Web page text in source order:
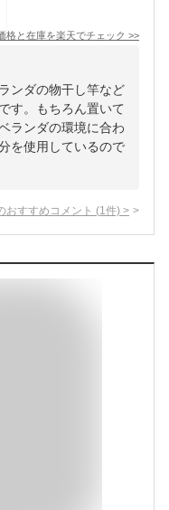
格と在庫を楽天でチェック >>
ンダの物干し竿など
す。もちろん置いて
ランダの環境に合わ
を使用しているので
おすすめコメント (1 件) >